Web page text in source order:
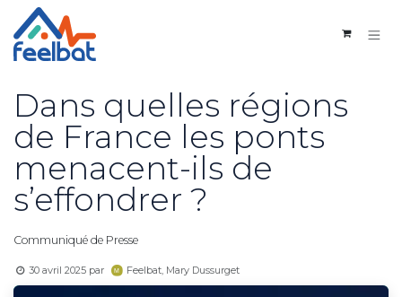
Se rendre au contenu
Dans quelles régions
de France les ponts
menacent-ils de
s’effondrer ?
Communiqué de Presse
30 avril 2025 par Feelbat, Mary Dussurget